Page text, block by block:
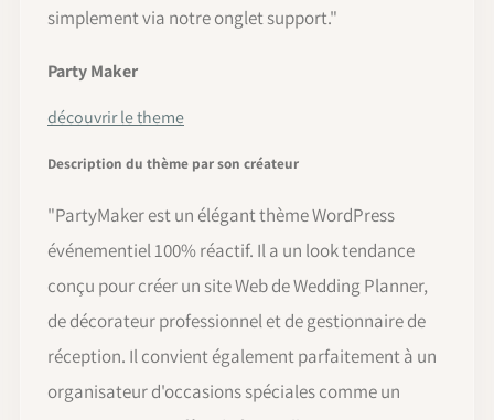
simplement via notre onglet support."
Party Maker
découvrir le theme
Description du thème par son créateur
"PartyMaker est un élégant thème WordPress
événementiel 100% réactif. Il a un look tendance
conçu pour créer un site Web de Wedding Planner,
de décorateur professionnel et de gestionnaire de
réception. Il convient également parfaitement à un
organisateur d'occasions spéciales comme un